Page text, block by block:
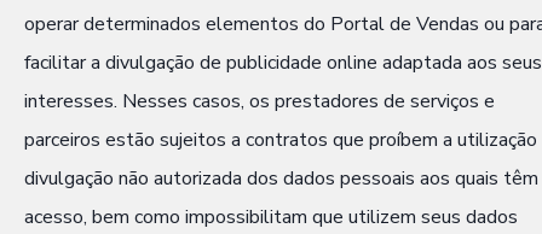
operar determinados elementos do Portal de Vendas ou
facilitar a divulgação de publicidade online adaptada aos seus
interesses. Nesses casos, os prestadores de serviços e
parceiros estão sujeitos a contratos que proíbem a utilização
divulgação não autorizada dos dados pessoais aos quais têm
acesso, bem como impossibilitam que utilizem seus dados